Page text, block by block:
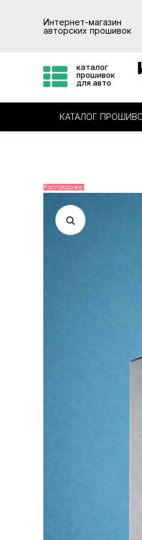
Интернет-магазин
авторских прошивок
каталог
прошивок
для авто
КАТАЛОГ
Распродажа!